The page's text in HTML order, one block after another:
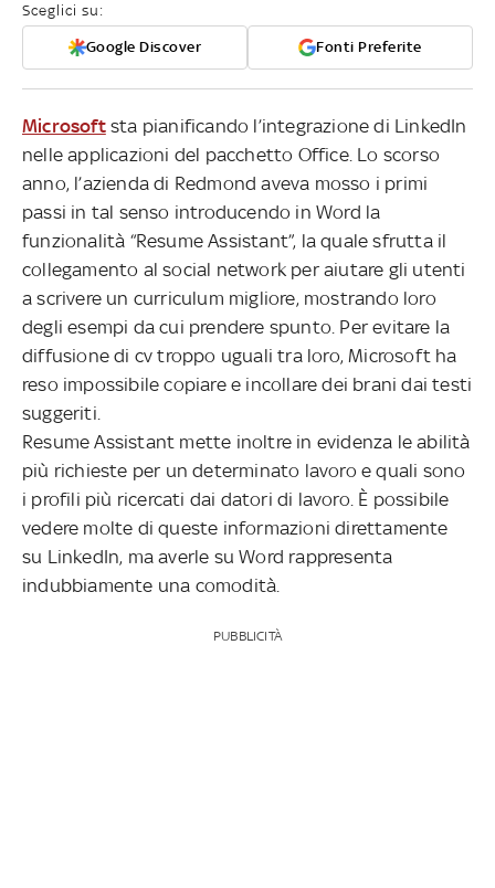
Sceglici su:
Google Discover Fonti Preferite
Microsoftsta pianificando l’integrazione di LinkedIn
nelle applicazioni del pacchetto Office. Lo scorso
anno, l’azienda di Redmond aveva mosso i primi
passi in tal senso introducendo in Word la
funzionalità “Resume Assistant”, la quale sfrutta il
collegamento al social network per aiutare gli utenti
a scrivere un curriculum migliore, mostrando loro
degli esempi da cui prendere spunto. Per evitare la
diffusione di cv troppo uguali tra loro, Microsoft ha
reso impossibile copiare e incollare dei brani dai testi
suggeriti.
Resume Assistant mette inoltre in evidenza le abilità
più richieste per un determinato lavoro e quali sono
i profili più ricercati dai datori di lavoro. È possibile
vedere molte di queste informazioni direttamente
su LinkedIn, ma averle su Word rappresenta
indubbiamente una comodità.
PUBBLICITÀ